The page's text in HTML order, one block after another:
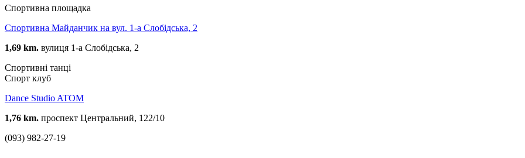
Спортивна площадка
Спортивна Майданчик на вул. 1-а Слобідська, 2
1,69 km. вулиця 1-а Слобідська, 2
Спортивні танці
Спорт клуб
Dance Studio ATOM
1,76 km. проспект Центральний, 122/10
(093) 982-27-19